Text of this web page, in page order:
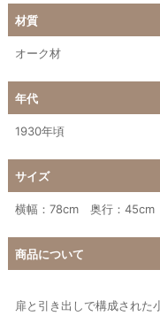
材質
オーク材
年代
1930年頃
サイズ
横幅：78cm 奥行：
商品について
扉と引き出しで構成された